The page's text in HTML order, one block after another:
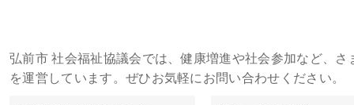
弘前市 社会福祉協議会では、健康増進や社会参加など、
を運営しています。ぜひお気軽にお問い合わせください。